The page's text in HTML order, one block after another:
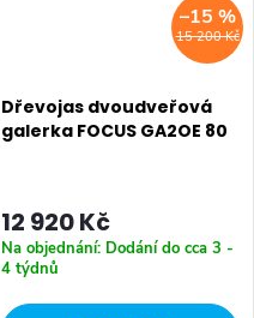
15 200 Kč
–15 %
Dřevojas dvoudveřová
galerka FOCUS GA2OE 80
12 920 Kč
Na objednání: Dodání do cca 3 -
4 týdnů